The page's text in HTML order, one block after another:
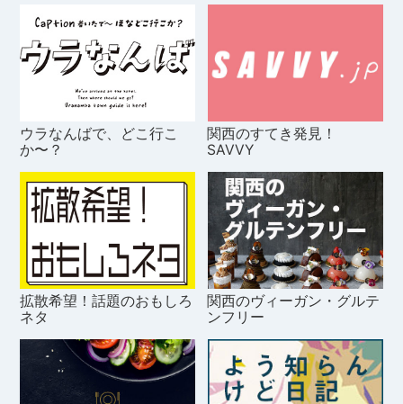
ウラなんばで、どこ行こ
か〜？
関西のすてき発見！
SAVVY
拡散希望！話題のおもしろ
ネタ
関西のヴィーガン・グルテ
ンフリー